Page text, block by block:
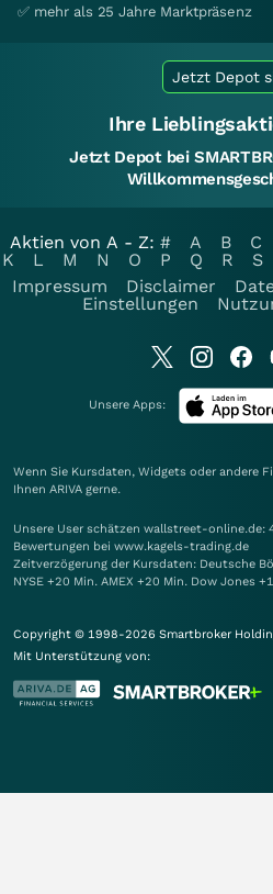
✅ mehr als 25 Jahre Marktpräsenz
Jetzt Depot
Ihre
Jetzt Depot bei
Aktien von A - Z: # A B C
K
L M N O P Q R S
Impressum
Disclaimer
Einstellungen
Unsere Apps:
Wenn Sie Kursdaten, Widgets oder andere
Ihnen ARIVA gerne.
Unsere User schätzen wallstreet-
Bewertungen bei www.kagels-trading.de
Zeitverzögerung der Kursdaten: Deutsche
NYSE +20 Min. AMEX +20 Min. Dow Jones
Copyright © 1998-2026 Smartbroker
Mit Unterstützung von: